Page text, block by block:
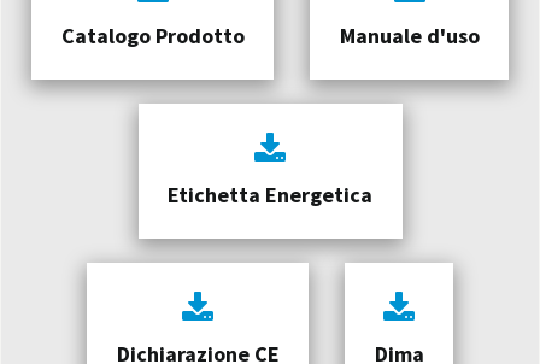
Catalogo Prodotto Manuale d'uso
Etichetta Energetica
Dichiarazione CE Dima